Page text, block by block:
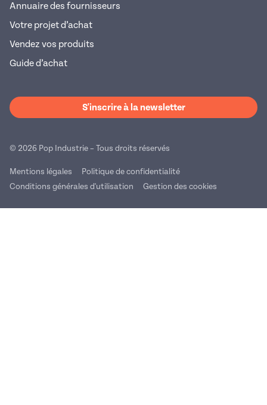
Annuaire des fournisseurs
Votre projet d’achat
Vendez vos produits
Guide d’achat
S'inscrire à la newsletter
© 2026 Pop Industrie – Tous droits réservés
Mentions légales
Politique de confidentialité
Conditions générales d'utilisation
Gestion des cookies